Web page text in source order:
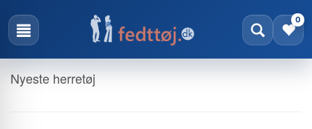
0
Nyeste herretøj